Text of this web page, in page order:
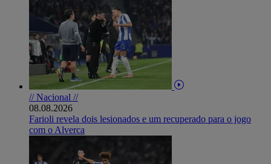
// Nacional //
08.08.2026
Farioli revela dois lesionados e um recuperado para o jogo
com o Alverca